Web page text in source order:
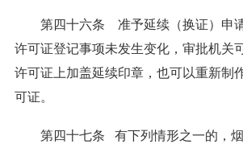
第四十六条 准予延续（换证）申
许可证登记事项未发生变化，审批机关
许可证上加盖延续印章，也可以重新制
可证。
第四十七条 有下列情形之一的，